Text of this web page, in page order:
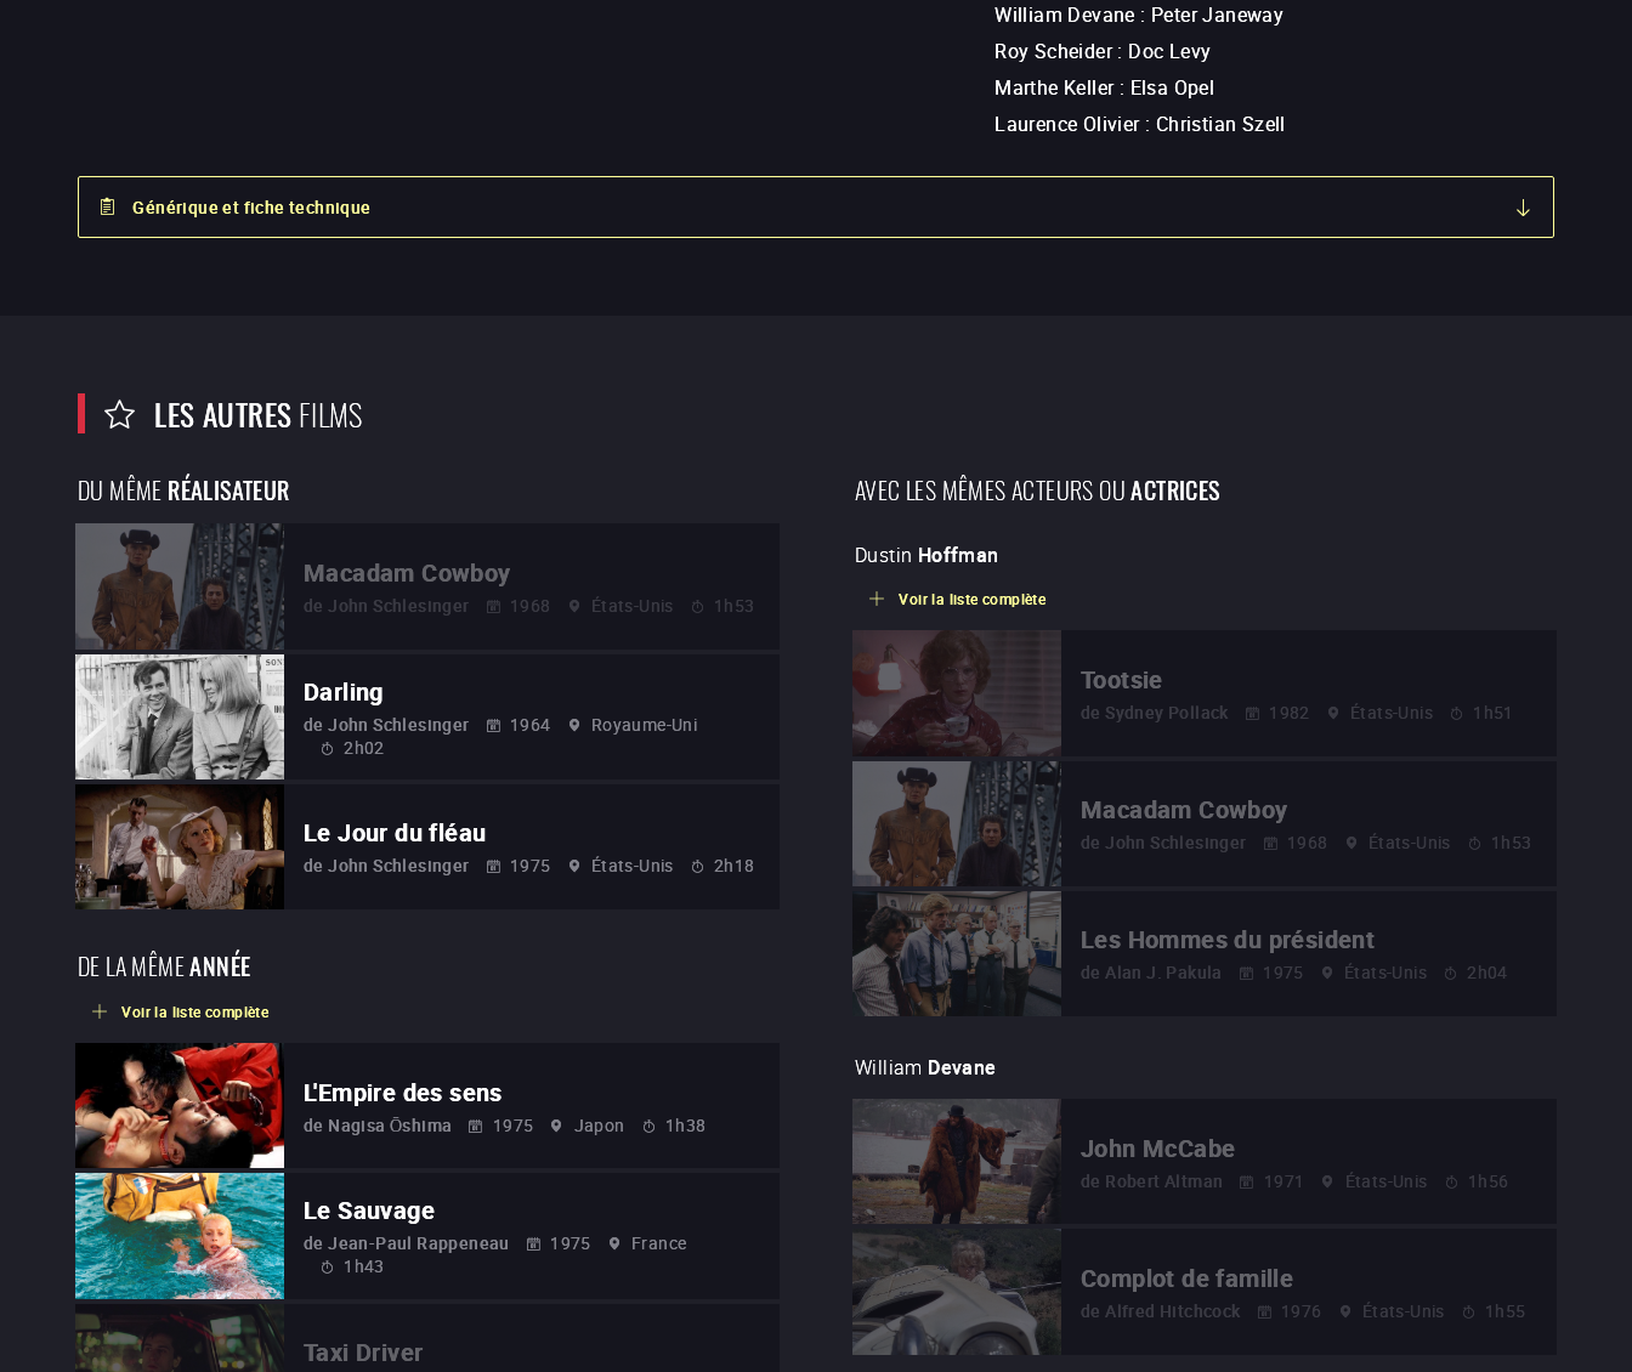
William Devane : Peter Janeway
Roy Scheider: Doc Levy
Marthe Keller: Elsa Opel
Laurence Olivier: Christian Szell
Générique et fiche technique
LES AUTRESFILMS
DU MÊMERÉALISATEUR
Macadam Cowboy
de John Schlesinger 1968 États-Unis 1h53
Darling
de John Schlesinger 1964
Royaume-Uni
2h02
Le Jour du fléau
de John Schlesinger 1975 États-Unis 2h18
DE LA MÊMEANNÉE
Voir la liste complète
L'Empire des sens
de Nagisa Ōshima 1975 Japon 1h38
Le Sauvage
de Jean-Paul Rappeneau 1975
France
1h43
Taxi Driver
AVEC LES MÊMES ACTEURS OUACTRICES
Dustin Hoffman
Voir la liste complète
Tootsie
de Sydney Pollack 1982 États-Unis 1h51
Macadam Cowboy
de John Schlesinger 1968 États-Unis 1h53
Les Hommes du président
de Alan J. Pakula 1975 États-Unis 2h04
William Devane
John McCabe
de Robert Altman 1971 États-Unis 1h56
Complot de famille
de Alfred Hitchcock 1976 États-Unis 1h55